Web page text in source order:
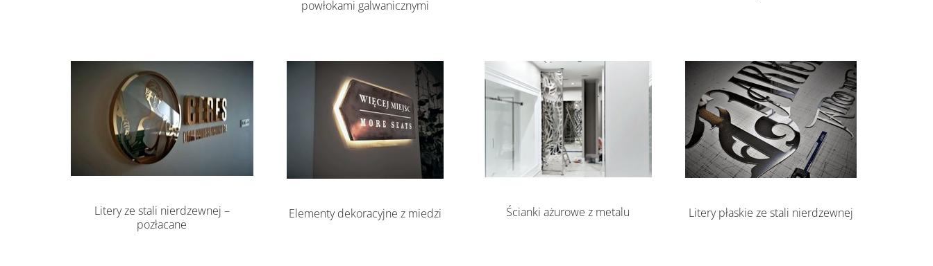
powłokami galwanicznymi
Litery ze stali nierdzewnej –
pozłacane
Elementy dekoracyjne z miedzi Ścianki ażurowe z metalu Litery płaskie ze stali nierdzewnej